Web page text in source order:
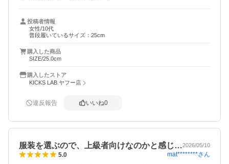
投稿者情報
女性/10代
普段履いているサイズ：25cm
購入した商品
SIZE/25.0cm
購入したストア
KICKS LAB.ヤフー店
違反報告 いいね0
服装を選ぶので、上級者向けなのかと感じ…2026/05/10
5.0 mat********さん